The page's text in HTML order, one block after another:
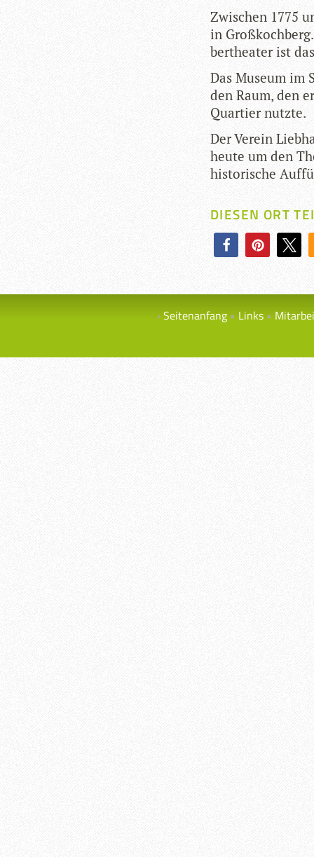
Zwi­schen 1775
in
ber­thea­ter ist
Das Museum im
den Raum, den
Quar­tier nutzte.
Der Ver­ein
heute um den
his­to­ri­sche
DIESEN ORT
Seitenanfang Links